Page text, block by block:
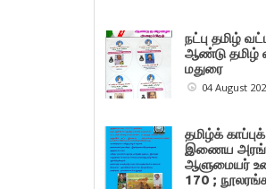
நட்பு தமிழ்
ஆண்டு தமிழ்
மதுரை
04 August
தமிழ்க்
இணைய
ஆளுமையர்
170 ;